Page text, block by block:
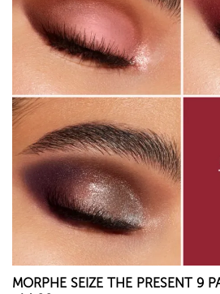
MORPHE SEIZE THE PRESENT 9